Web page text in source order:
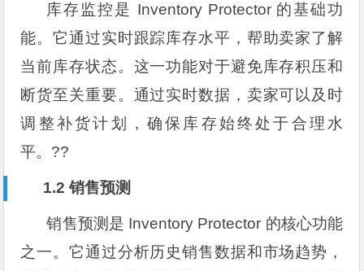
库存监控是 Inventory Protector 的基础功
能。它通过实时跟踪库存水平，帮助卖家了解
当前库存状态。这一功能对于避免库存积压和
断货至关重要。通过实时数据，卖家可以及时
调整补货计划，确保库存始终处于合理水
平。??
1.2 销售预测
销售预测是 Inventory Protector 的核心功能
之一。它通过分析历史销售数据和市场趋势，